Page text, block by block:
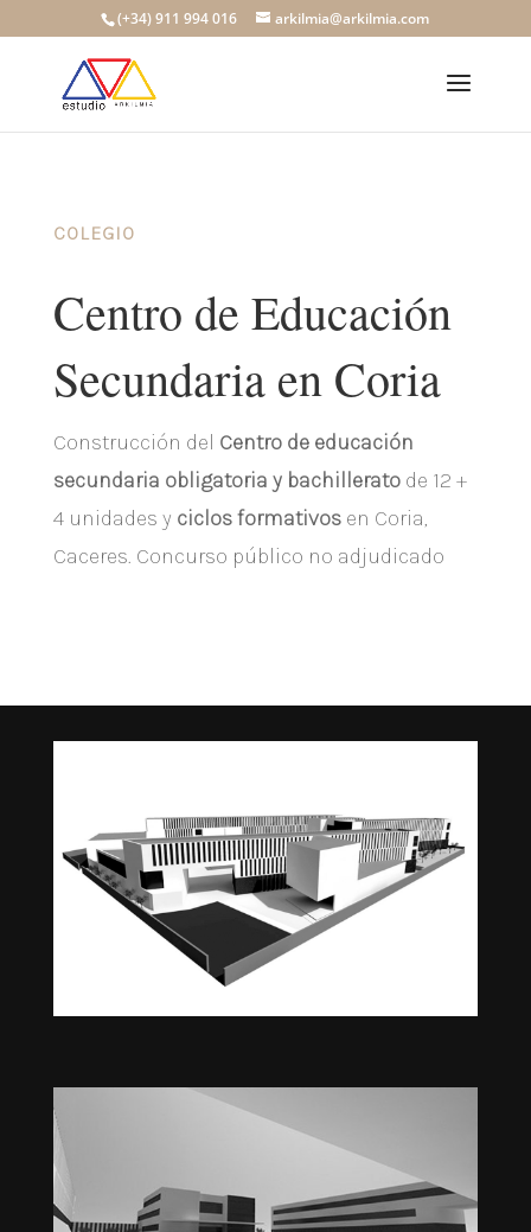
to
(+34) 911 994 016 arkilmia@arkilmia.com
COLEGIO
Centro de Educación
Secundaria en Coria
Construcción del Centro de educación
secundaria obligatoria y bachilleratode 12 +
4 unidades y ciclos formativos en Coria,
Caceres. Concurso público no adjudicado